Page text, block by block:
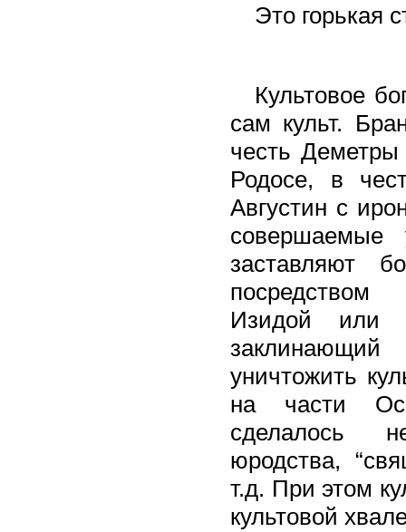
Это горькая
Культовое
сам культ.
честь
Родосе, в
Августин с
совершаемые
заставляют
посредством
Изидой или
уничтожить
на части
сделалось
юродства,
т.д. При этом
культовой